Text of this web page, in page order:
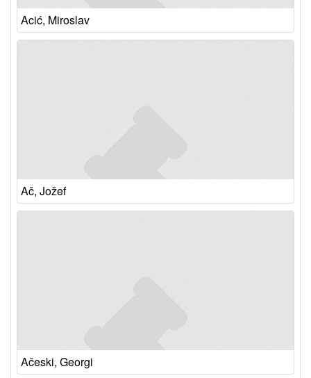
Acić, Miroslav
Ač, Jožef
Ačeski, Georgi